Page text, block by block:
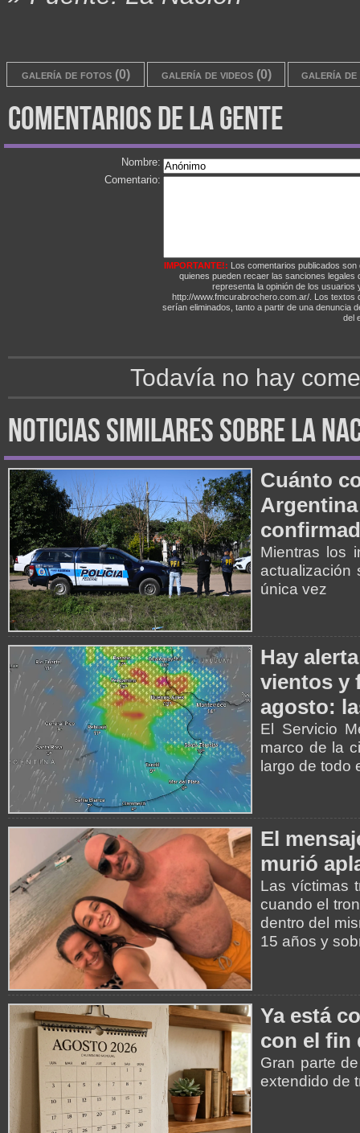
galería de fotos (0) galería de videos (0) galería de
comentarios de la gente
Nombre:
Comentario:
IMPORTANTE!: Los comentarios publicados
quienes pueden recaer las sanciones
representa la opinión de los
http://www.fmcurabrochero.com.ar/. Los textos
serían eliminados, tanto a partir de una denuncia
del
Todavía no hay
noticias similares sobre la
Cuánto
Mientras los
actualización
única vez
Hay
vientos y
agosto:
El Servicio
marco de la
largo de todo
El
murió
Las víctimas
cuando el
dentro del
15 años y
Ya está
con el fin
Gran parte
extendido de